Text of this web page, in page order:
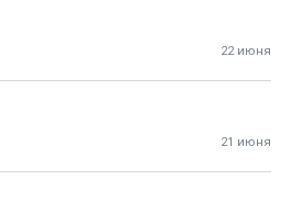
22 июня
21 июня